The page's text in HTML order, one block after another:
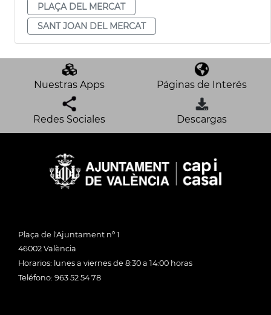
PLAÇA DEL MERCAT
SANT JOAN DEL MERCAT
Nuestras Apps Páginas de Interés
Redes Sociales Descargas
Plaça de l'Ajuntament nº 1
46002 València
Horarios: lunes a viernes de 8:30 a 14:00 horas
Teléfono: 963 52 54 78